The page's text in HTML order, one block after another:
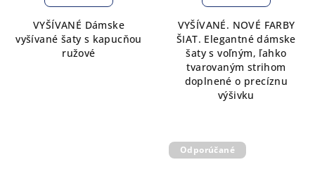
VYŠÍVANÉ Dámske
vyšívané šaty s kapucňou
ružové
VYŠÍVANÉ. NOVÉ FARBY
ŠIAT. Elegantné dámske
šaty s voľným, ľahko
tvarovaným strihom
doplnené o precíznu
výšivku
Odporúčané